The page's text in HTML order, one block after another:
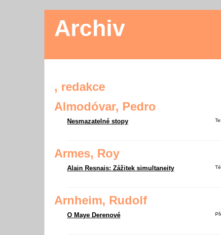
Archiv
, redakce
Almodóvar, Pedro
Nesmazatelné stopy
Armes, Roy
Alain Resnais: Zážitek simultaneity
Arnheim, Rudolf
O Maye Derenové